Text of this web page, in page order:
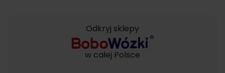
Odkryj sklepy
w całej Polsce